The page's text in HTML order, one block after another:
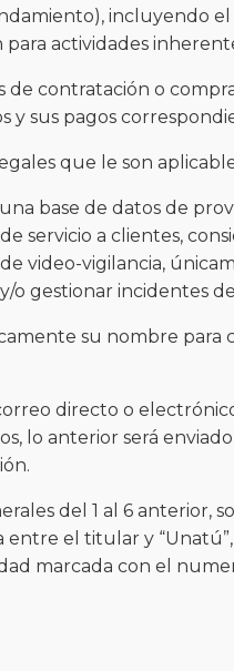
incluyendo
actividades
de contratación o
y sus pagos
que le son
base de datos de
servicio a clientes,
video-vigilancia,
o gestionar incidentes
su nombre
directo o
lo anterior será
del 1 al 6 anterior,
el titular y
marcada con el